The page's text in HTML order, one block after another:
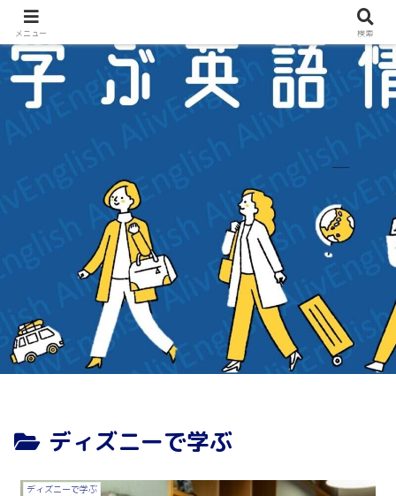
ディズニーで学ぶ
ディズニーで学ぶ
メニュー 検索